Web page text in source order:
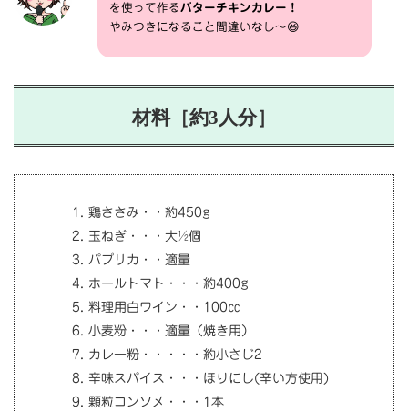
を使って作るバターチキンカレー！
やみつきになること間違いなし～😆
材料［約3人分］
鶏ささみ・・約450g
玉ねぎ・・・大½個
パプリカ・・適量
ホールトマト・・・約400g
料理用白ワイン・・100㏄
小麦粉・・・適量（焼き用）
カレー粉・・・・・約小さじ2
辛味スパイス・・・ほりにし(辛い方使用)
顆粒コンソメ・・・1本